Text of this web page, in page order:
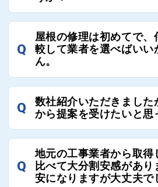
お客様のご要望をお聞きし、条
最大3社まで選定し、ご紹介い
そのため、お客様に比較する
Q
屋根の修理は初めてで、
較して業者を選べばいい
ん。
選定基準はお客様によって異な
ろんのこと、実績面や保証面、
近さやアフターフォローの充実
し、総合的に判断ください。
また、選定に迷った際などは屋
連絡いただければ、お客様の屋
ローさせていただきます。お気
Q
数社紹介いただきました
から提案を受けたいと思
全国300社以上の登録業者がご
でご紹介の要望をいただければ
て対応させていただきます。お
Q
地元の工事業者から取得
比べて大分割安感があり
安になりますが大丈夫で